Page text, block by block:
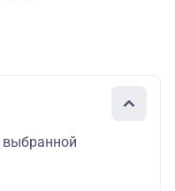
выбранной